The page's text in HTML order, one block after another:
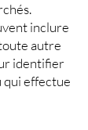
inclure
autre
identifier
qui effectue